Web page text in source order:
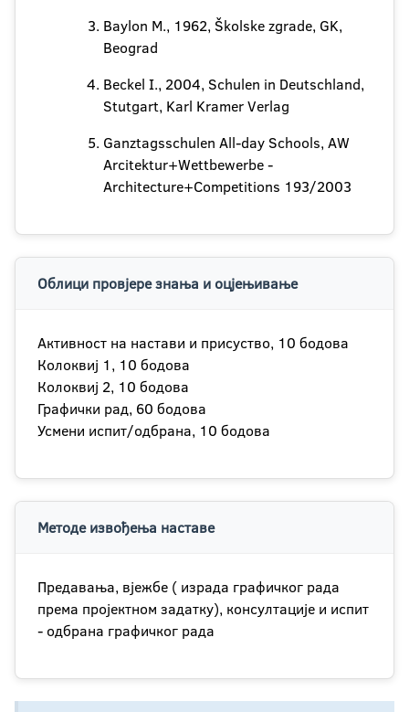
Baylon M., 1962, Školske zgrade, GK,
Beograd
Beckel I., 2004, Schulen in Deutschland,
Stutgart, Karl Kramer Verlag
Ganztagsschulen All-day Schools, AW
Arcitektur+Wettbewerbe -
Architecture+Competitions 193/2003
Облици провјере знања и оцјењивање
Активност на настави и присуство, 10 бодова
Колоквиј 1, 10 бодова
Колоквиј 2, 10 бодова
Графички рад, 60 бодова
Усмени испит/одбрана, 10 бодова
Методе извођења наставе
Предавања, вјежбе ( израда графичког рада
према пројектном задатку), консултације и испит
- одбрана графичког рада